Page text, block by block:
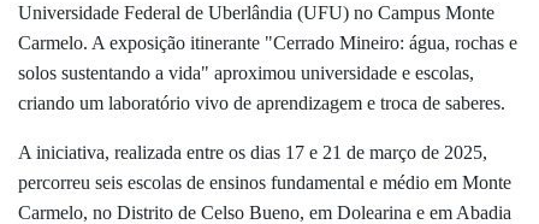
Universidade Federal de Uberlândia (UFU) no Campus Monte
Carmelo. A exposição itinerante "Cerrado Mineiro: água, rochas e
solos sustentando a vida" aproximou universidade e escolas,
criando um laboratório vivo de aprendizagem e troca de saberes.
A iniciativa, realizada entre os dias 17 e 21 de março de 2025,
percorreu seis escolas de ensinos fundamental e médio em Monte
Carmelo, no Distrito de Celso Bueno, em Dolearina e em Abadia